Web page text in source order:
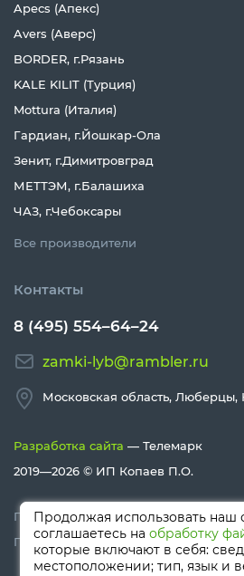
Apecs (Апекс)
Avers (Аверс)
BORDER, г.Рязань
KALE KILIT (Турция)
Mottura (Италия)
Гардиан, г.Йошкар-Ола
Зенит, г.Димитровград
МЕТТЭМ, г.Балашиха
ЧАЗ, г.Чебоксары
Все производители
Контакты
8 (495) 554–64–24
zamki-lyb@rambler.ru
Московская область, Люберцы,
Разработка сайта — Телемарк
2019—2026 © ИП Копаев П.О.
Политика конфиденциальности
Политика Cookies
Продолжая использовать наш
соглашаетесь наобработку
которые включают в себя:
местоположении; тип, язык и